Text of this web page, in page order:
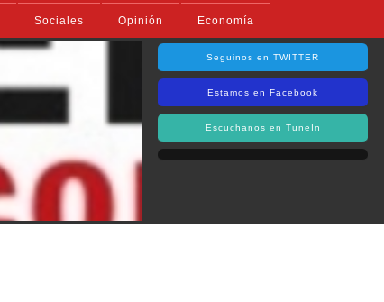
Sociales Opinión Economía
Seguinos en TWITTER
Estamos en Facebook
Escuchanos en TuneIn